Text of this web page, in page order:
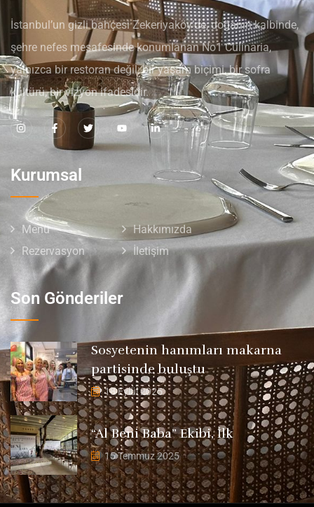
İstanbul’un gizli bahçesi Zekeriyaköy’de, doğanın kalbinde,
şehre nefes mesafesinde konumlanan No1 Culinaria,
yalnızca bir restoran değil; bir yaşam biçimi, bir sofra
kültürü, bir vizyon ifadesidir.
Kurumsal
Menü
Hakkımızda
Rezervasyon
İletişim
Son Gönderiler
Sosyetenin hanımları makarna
partisinde buluştu
18 Eylül 2025
“Al Beni Baba” Ekibi, İlk
15 Temmuz 2025